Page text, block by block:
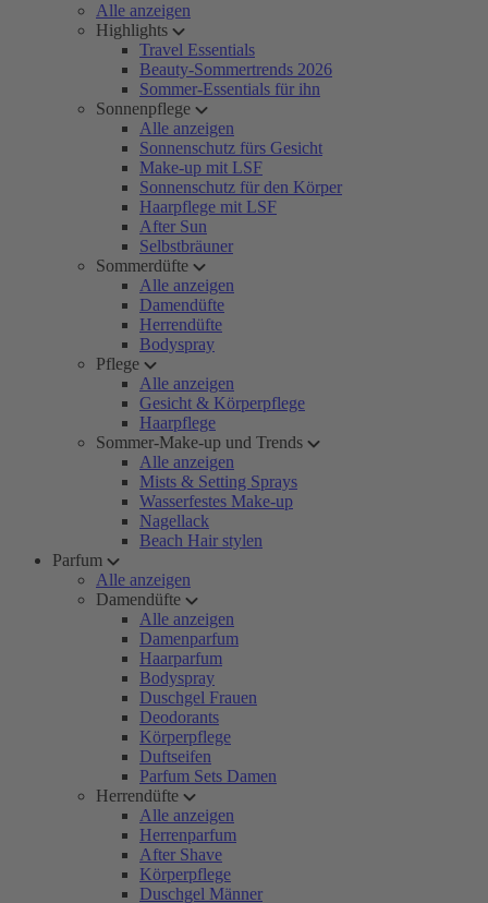
Alle anzeigen
Highlights
Travel Essentials
Beauty-Sommertrends 2026
Sommer-Essentials für ihn
Sonnenpflege
Alle anzeigen
Sonnenschutz fürs Gesicht
Make-up mit LSF
Sonnenschutz für den Körper
Haarpflege mit LSF
After Sun
Selbstbräuner
Sommerdüfte
Alle anzeigen
Damendüfte
Herrendüfte
Bodyspray
Pflege
Alle anzeigen
Gesicht & Körperpflege
Haarpflege
Sommer-Make-up und Trends
Alle anzeigen
Mists & Setting Sprays
Wasserfestes Make-up
Nagellack
Beach Hair stylen
Parfum
Alle anzeigen
Damendüfte
Alle anzeigen
Damenparfum
Haarparfum
Bodyspray
Duschgel Frauen
Deodorants
Körperpflege
Duftseifen
Parfum Sets Damen
Herrendüfte
Alle anzeigen
Herrenparfum
After Shave
Körperpflege
Duschgel Männer